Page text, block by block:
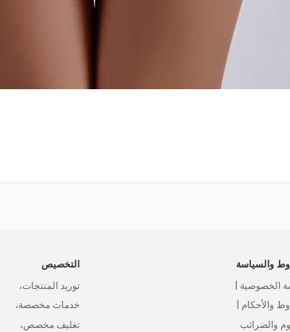
والسياسة
الخصوصية |
والأحكام |
والضرائب
التخصيص
توريد المنتجات،
خدمات مخصصة،
تغليف مخصص،